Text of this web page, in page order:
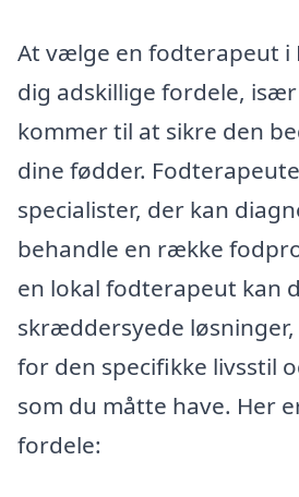
At vælge en fodterapeut
dig adskillige fordele,
kommer til at sikre den
dine fødder.
specialister, der kan
behandle en række
en lokal fodterapeut kan
skræddersyede
for den specifikke livsstil
som du måtte have. Her
fordele: